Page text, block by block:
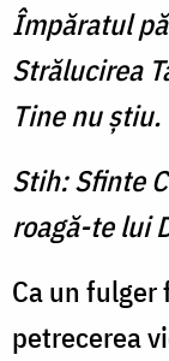
Împăratul
Strălucirea
Tine nu ştiu.
Stih: Sfinte
roagă-te lui
Ca un fulger
petrecerea